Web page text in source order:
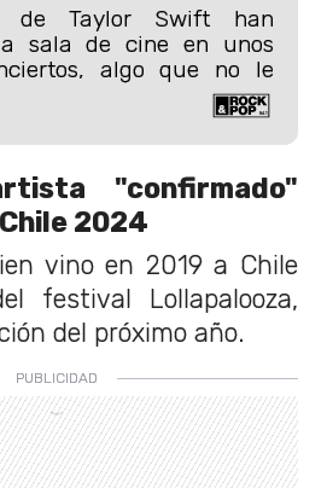
de Taylor Swift han
sala de cine en unos
algo que no le
"confirmado"
2024
vino en 2019 a Chile
festival Lollapalooza,
del próximo año.